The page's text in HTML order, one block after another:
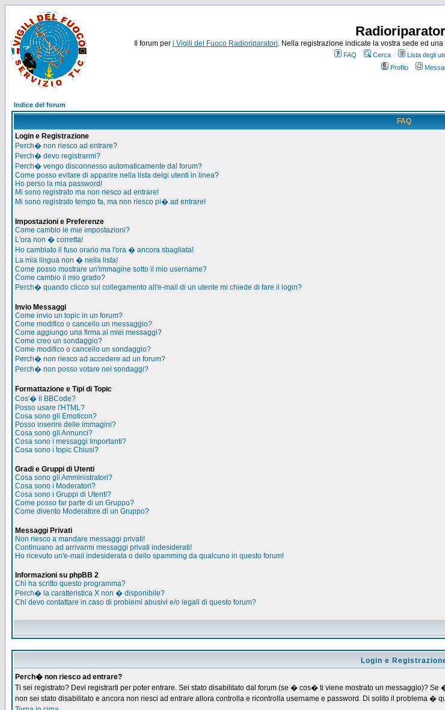
Il forum per i Vigili del Fuoco Radioriparatori. Nella registrazione indicate la vostra sede ed
FAQ Cerca Lista degli
Profilo
Indice del forum
FAQ
Login e Registrazione
Perch� non riesco ad entrare?
Perch� devo registrarmi?
Perch� vengo disconnesso automaticamente dal forum?
Come posso evitare di apparire nella lista delgi utenti in linea?
Ho perso la mia password!
Mi sono registrato ma non riesco ad entrare!
Mi sono registrato tempo fa, ma non riesco pi� ad entrare!
Impostazioni e Preferenze
Come cambio le mie impostazioni?
L'ora non � corretta!
Ho cambiato il fuso orario ma l'ora � ancora sbagliata!
La mia lingua non � nella lista!
Come posso mostrare un'immagine sotto il mio username?
Come cambio il mio grado?
Perch� quando clicco sul collegamento all'e-mail di un utente mi chiede di fare il login?
Invio Messaggi
Come invio un topic in un forum?
Come modifico o cancello un messaggio?
Come aggiungo una firma ai miei messaggi?
Come creo un sondaggio?
Come modifico o cancello un sondaggio?
Perch� non riesco ad accedere ad un forum?
Perch� non posso votare nei sondaggi?
Formattazione e Tipi di Topic
Cos'� il BBCode?
Posso usare l'HTML?
Cosa sono gli Emoticon?
Posso inserire delle immagini?
Cosa sono gli Annunci?
Cosa sono i messaggi Importanti?
Cosa sono i topic Chiusi?
Gradi e Gruppi di Utenti
Cosa sono gli Amministratori?
Cosa sono i Moderatori?
Cosa sono i Gruppi di Utenti?
Come posso far parte di un Gruppo?
Come divento Moderatore di un Gruppo?
Messaggi Privati
Non riesco a mandare messaggi privati!
Continuano ad arrivarmi messaggi privati indesiderati!
Ho ricevuto un'e-mail indesiderata o dello spamming da qualcuno in questo forum!
Informazioni su phpBB 2
Chi ha scritto questo programma?
Perch� la caratteristica X non � disponibile?
Chi devo contattare in caso di problemi abusivi e/o legali di questo forum?
Login e
Perch� non riesco ad entrare?
Ti sei registrato? Devi registrarti per poter entrare. Sei stato disabilitato dal forum (se � cos� ti viene mostrato un messaggio)?
non sei stato disabilitato e ancora non riesci ad entrare allora controlla e ricontrolla username e password. Di solito il problema �